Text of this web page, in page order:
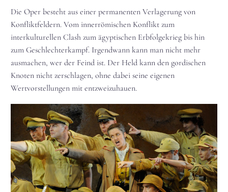
Die Oper besteht aus einer permanenten Verlagerung von
Konfliktfeldern. Vom innerrömischen Konflikt zum
interkulturellen Clash zum ägyptischen Erbfolgekrieg bis hin
zum Geschlechterkampf. Irgendwann kann man nicht mehr
ausmachen, wer der Feind ist. Der Held kann den gordischen
Knoten nicht zerschlagen, ohne dabei seine eigenen
Wertvorstellungen mit entzweizuhauen.